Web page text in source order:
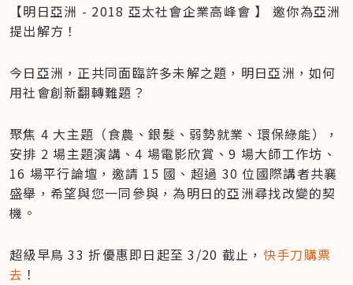
【明日亞洲 - 2018 亞太社會企業高峰會 】 邀你為亞洲
提出解方！
今日亞洲，正共同面臨許多未解之題，明日亞洲，如何
用社會創新翻轉難題？
聚焦 4 大主題（食農、銀髮、弱勢就業、環保綠能），
安排 2 場主題演講、4 場電影欣賞、9 場大師工作坊、
16 場平行論壇，邀請 15 國、超過 30 位國際講者共襄
盛舉，希望與您一同參與，為明日的亞洲尋找改變的契
機。
超級早鳥 33 折優惠即日起至 3/20 截止， 快手刀購票
去 ！